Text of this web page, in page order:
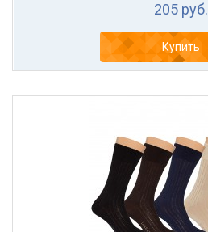
205 руб.
Купить